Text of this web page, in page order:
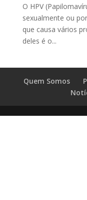
O HPV
sexualmente ou
que causa vários
deles é o...
Quem Somos